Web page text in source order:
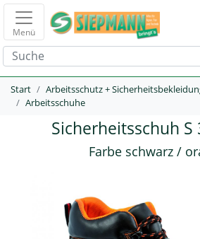
Menü
Start Arbeitsschutz +
Arbeitsschuhe
Sicherheitsschuh S
Farbe schwarz /